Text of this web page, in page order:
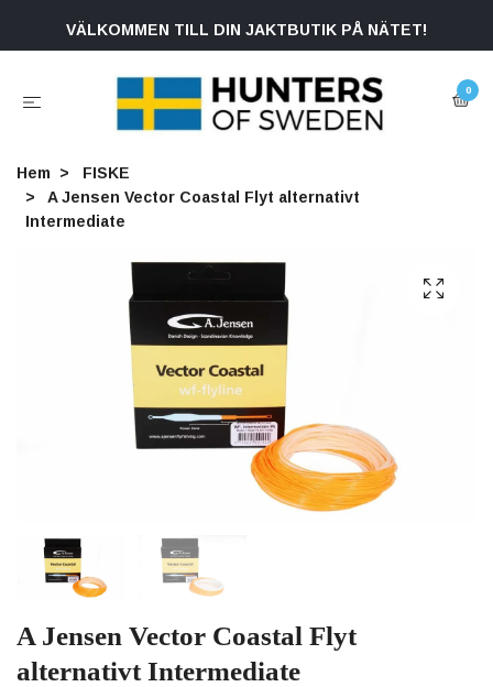
VÄLKOMMEN TILL DIN JAKTBUTIK PÅ NÄTET!
0
Hem
FISKE
A Jensen Vector Coastal Flyt alternativt
Intermediate
A Jensen Vector Coastal Flyt
alternativt Intermediate